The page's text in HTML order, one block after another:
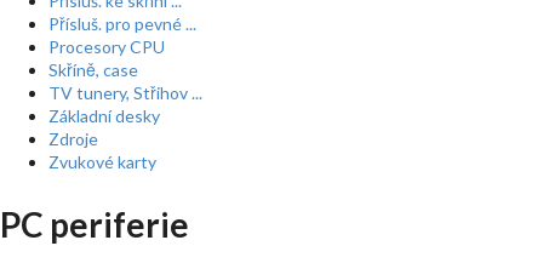
Přísluš. pro pevné ...
Procesory CPU
Skříně, case
TV tunery, Střihov ...
Základní desky
Zdroje
Zvukové karty
PC periferie